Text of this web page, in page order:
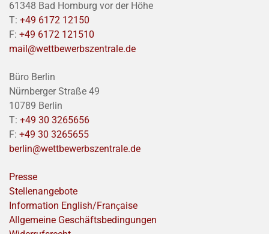
61348 Bad Homburg vor der Höhe
T: +49 6172 12150
F: +49 6172 121510
mail@wettbewerbszentrale.de
Büro Berlin
Nürnberger Straße 49
10789 Berlin
T: +49 30 3265656
F: +49 30 3265655
berlin@wettbewerbszentrale.de
Presse
Stellenangebote
Information English/Franҫaise
Allgemeine Geschäftsbedingungen